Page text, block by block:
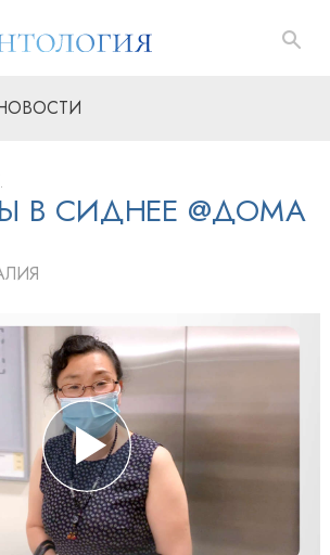
В СИДНЕЕ @ДОМА